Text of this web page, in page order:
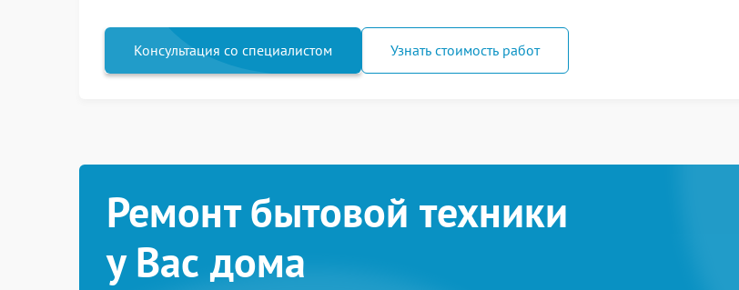
Консультация со специалистом Узнать стоимость работ
Ремонт бытовой техники
у Вас дома